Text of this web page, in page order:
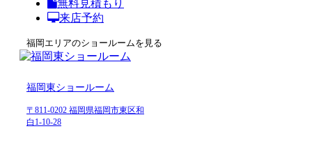
無料見積もり
来店予約
福岡エリアのショールームを見る
福岡東ショールーム
〒811-0202 福岡県福岡市東区和
白1-10-28